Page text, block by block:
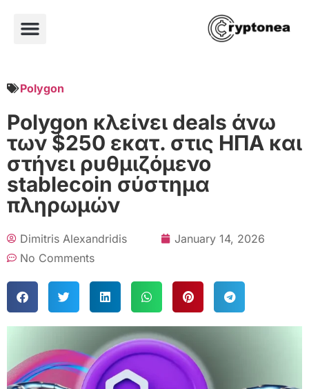
Polygon
Polygon κλείνει deals άνω
των $250 εκατ. στις ΗΠΑ και
στήνει ρυθμιζόμενο
stablecoin σύστημα
πληρωμών
Dimitris Alexandridis
January 14, 2026
No Comments